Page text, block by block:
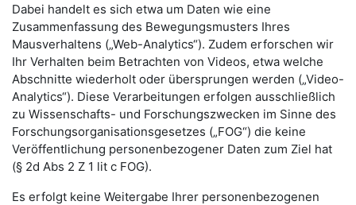
Dabei handelt es sich etwa um Daten wie eine
Zusammenfassung des Bewegungsmusters Ihres
Mausverhaltens („Web-Analytics“). Zudem erforschen wir
Ihr Verhalten beim Betrachten von Videos, etwa welche
Abschnitte wiederholt oder übersprungen werden („Video-
Analytics“). Diese Verarbeitungen erfolgen ausschließlich
zu Wissenschafts- und Forschungszwecken im Sinne des
Forschungsorganisationsgesetzes („FOG“) die keine
Veröffentlichung personenbezogener Daten zum Ziel hat
(§ 2d Abs 2 Z 1 lit c FOG).
Es erfolgt keine Weitergabe Ihrer personenbezogenen